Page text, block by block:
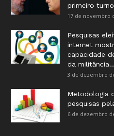
primeiro
17 de novembro
Pesquisas
internet
capacidade
da militância...
3 de dezembro
Metodologia
pesquisas
6 de dezembro